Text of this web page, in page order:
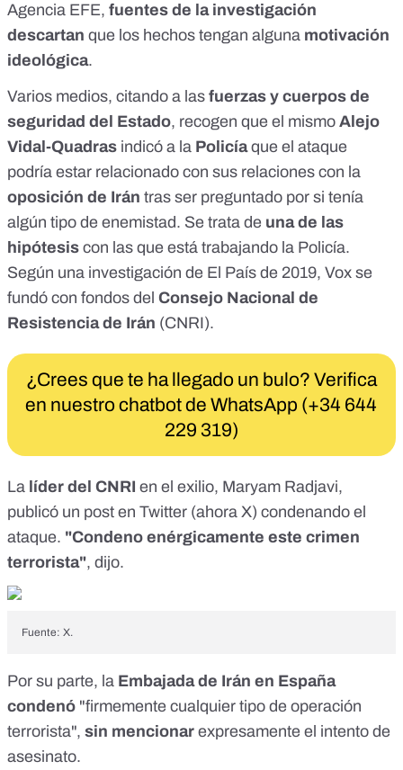
Agencia EFE, fuentes de la investigación
descartan que los hechos tengan alguna motivación
ideológica.
Varios medios, citando a las fuerzas y cuerpos de
seguridad del Estado, recogen que el mismo Alejo
Vidal-Quadras indicó a la Policíaque el ataque
podría estar relacionado con sus relaciones con la
oposición de Irán tras ser preguntado por si tenía
algún tipo de enemistad. Se trata de una de las
hipótesis con las que está trabajando la Policía.
Según una investigación de El País de 2019, Vox se
fundó con fondos del Consejo Nacional de
Resistencia de Irán (CNRI).
¿Crees que te ha llegado un bulo? Verifica
en nuestro chatbot de WhatsApp (+34 644
229 319)
La líder del CNRI en el exilio, Maryam Radjavi,
publicó un post en Twitter (ahora X) condenando el
ataque. "Condeno enérgicamente este crimen
terrorista", dijo.
Fuente: X.
Por su parte, la Embajada de Irán en España
condenó "firmemente cualquier tipo de operación
terrorista", sin mencionar expresamente el intento de
asesinato.